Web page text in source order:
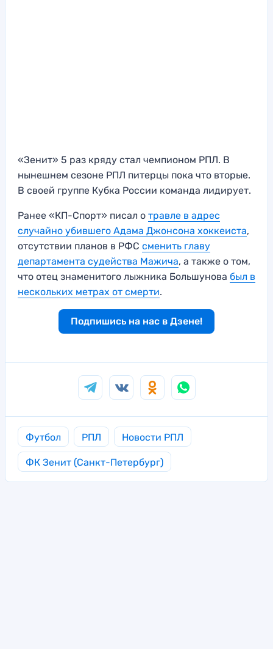
«Зенит» 5 раз кряду стал чемпионом РПЛ. В
нынешнем сезоне РПЛ питерцы пока что вторые.
В своей группе Кубка России команда лидирует.
Ранее «КП-Спорт» писал о травле в адрес
случайно убившего Адама Джонсона хоккеиста,
отсутствии планов в РФС сменить главу
департамента судейства Мажича, а также о том,
что отец знаменитого лыжника Большунова был в
нескольких метрах от смерти.
Подпишись на нас в Дзене!
Футбол РПЛ Новости РПЛ
ФК Зенит (Санкт-Петербург)